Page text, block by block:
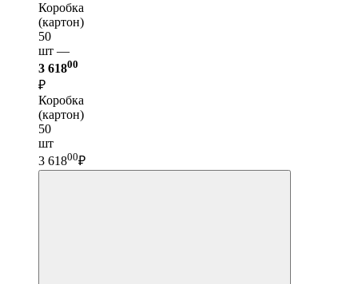
Коробка
(картон)
50
шт —
3 61800
₽
Коробка
(картон)
50
шт
3 61800₽